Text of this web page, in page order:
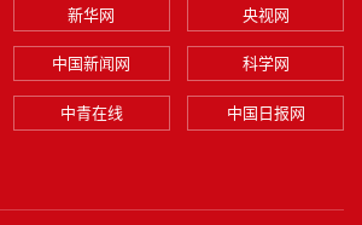
新华网 央视网
中国新闻网 科学网
中青在线 中国日报网